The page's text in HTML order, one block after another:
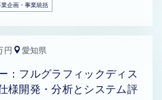
企画・事業統括
円 愛知県
：フルグラフィックディス
様開発・分析とシステム評